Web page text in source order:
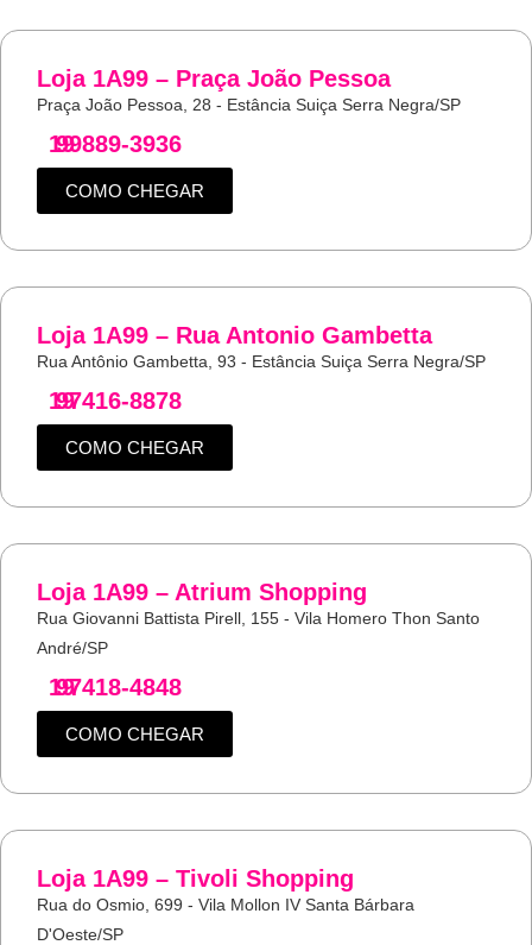
Loja 1A99 – Praça João Pessoa
Praça João Pessoa, 28 - Estância Suiça Serra Negra/SP
19
99889-3936
COMO CHEGAR
Loja 1A99 – Rua Antonio Gambetta
Rua Antônio Gambetta, 93 - Estância Suiça Serra Negra/SP
19
97416-8878
COMO CHEGAR
Loja 1A99 – Atrium Shopping
Rua Giovanni Battista Pirell, 155 - Vila Homero Thon Santo
André/SP
19
97418-4848
COMO CHEGAR
Loja 1A99 – Tivoli Shopping
Rua do Osmio, 699 - Vila Mollon IV Santa Bárbara
D'Oeste/SP